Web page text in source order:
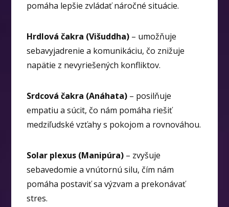
pomáha lepšie zvládať náročné situácie.
Hrdlová čakra (Višuddha) – umožňuje
sebavyjadrenie a komunikáciu, čo znižuje
napätie z nevyriešených konfliktov.
Srdcová čakra (Anáhata) – posilňuje
empatiu a súcit, čo nám pomáha riešiť
medziľudské vzťahy s pokojom a rovnováhou.
Solar plexus (Manipúra) – zvyšuje
sebavedomie a vnútornú silu, čím nám
pomáha postaviť sa výzvam a prekonávať
stres.